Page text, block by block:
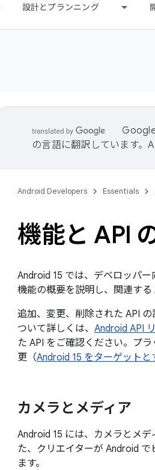
設計とプランニング
の言語に翻訳しています。
Android Developers Essentials
機能と API
Android 15 では、デベロッパ
機能の概要を説明し、関連する
追加、変更、削除された API の
ついて詳しくは、 Android API
た API をご確認ください。プ
更（Android 15 をターゲットと
カメラとメディア
Android 15 には、カメラとメ
た、クリエイターが Android
ます。